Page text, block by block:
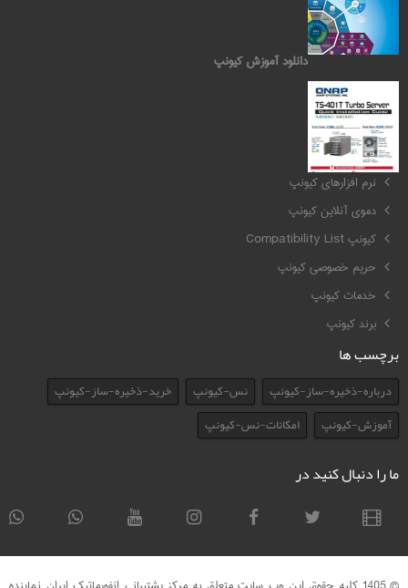
دانلود آموزش کیونپ
کیونپ QNAP
نرم افزارهای کیونپ
دموی آنلاین کیونپ
کیونپ Compatibility List
حریم خصوصی کیونپ
خدمات کیونپ
برند کیونپ
برچسب ها
درباره-ذخیره-ساز-کیونپ نس-کیونپ
خرید-ذخیره-ساز-کیونپ
آموزش-کیونپ
امکانات-نس-کیونپ
ما را دنبال کنید در